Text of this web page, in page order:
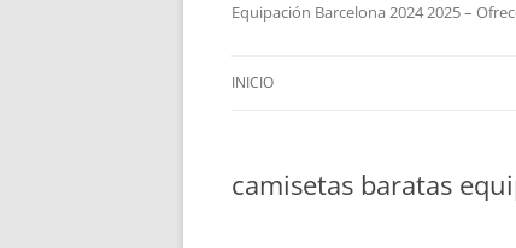
Equipación Barcelona 2024 2025 –
INICIO
camisetas baratas